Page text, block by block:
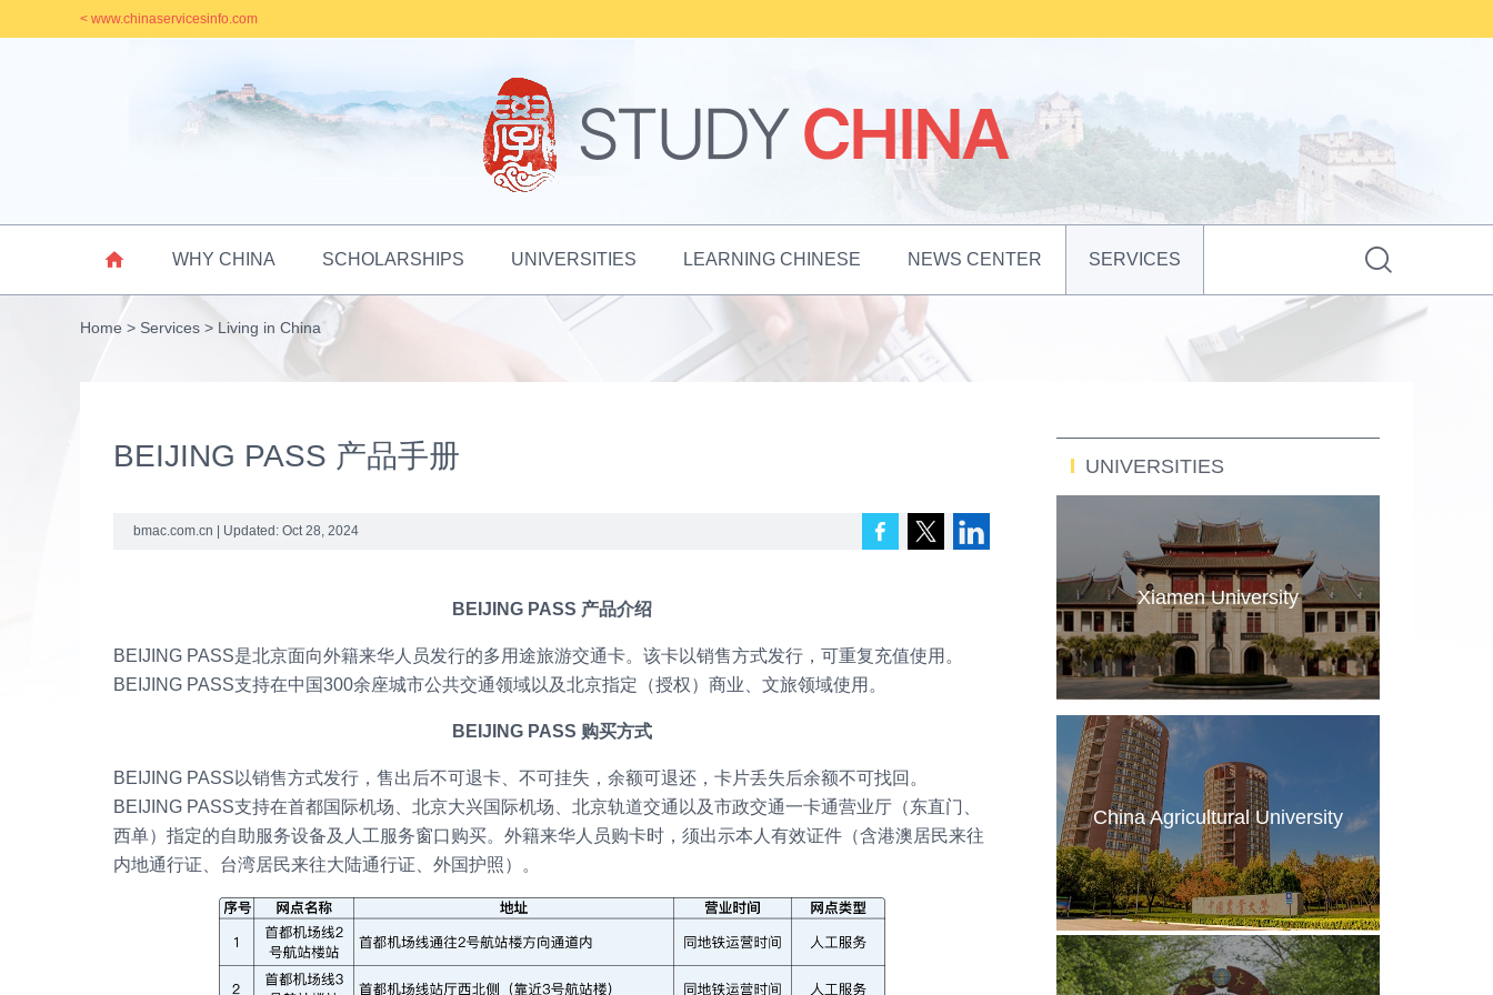
< www.chinaservicesinfo.com
 WHY CHINA SCHOLARSHIPS UNIVERSITIES LEARNING CHINESE NEWS CENTER SERVICES 
Home > Services > Living in China
BEIJING PASS 产品手册
bmac.com.cn | Updated: Oct 28, 2024
BEIJING PASS 产品介绍
BEIJING PASS是北京面向外籍来华人员发行的多用途旅游交通卡。该卡以销售方式发行，可重复充值使用。
BEIJING PASS支持在中国300余座城市公共交通领域以及北京指定（授权）商业、文旅领域使用。
BEIJING PASS 购买方式
BEIJING PASS以销售方式发行，售出后不可退卡、不可挂失，余额可退还，卡片丢失后余额不可找回。
BEIJING PASS支持在首都国际机场、北京大兴国际机场、北京轨道交通以及市政交通一卡通营业厅（东直门、
西单）指定的自助服务设备及人工服务窗口购买。外籍来华人员购卡时，须出示本人有效证件（含港澳居民来往
内地通行证、台湾居民来往大陆通行证、外国护照）。
UNIVERSITIES
Xiamen University
China Agricultural University